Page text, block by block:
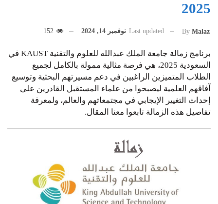
2025
By Malaz
Last updated نوفمبر 14, 2024
برنامج زمالة جامعة الملك عبدالله للعلوم والتقنية KAUST في
السعودية 2025، هي فرصة مثالية ممولة بالكامل لجميع
الطلاب المتميزين الراغبين في دعم مسيرتهم البحثية وتوسيع
آفاقهم العلمية ليصبحوا من علماء المستقبل القادرين على
إحداث التغيير الإيجابي في مجتمعاتهم والعالم، ولمعرفة
تفاصيل هذه الزمالة تابعوا معنا المقال.